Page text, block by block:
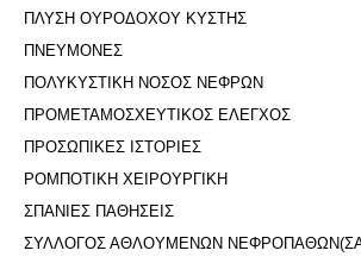
ΠΛΥΣΗ ΟΥΡΟΔΟΧΟΥ ΚΥΣΤΗΣ
ΠΝΕΥΜΟΝΕΣ
ΠΟΛΥΚΥΣΤΙΚΗ ΝΟΣΟΣ ΝΕΦΡΩΝ
ΠΡΟΜΕΤΑΜΟΣΧΕΥΤΙΚΟΣ ΕΛΕΓΧΟΣ
ΠΡΟΣΩΠΙΚΕΣ ΙΣΤΟΡΙΕΣ
ΡΟΜΠΟΤΙΚΗ ΧΕΙΡΟΥΡΓΙΚΗ
ΣΠΑΝΙΕΣ ΠΑΘΗΣΕΙΣ
ΣΥΛΛΟΓΟΣ ΑΘΛΟΥΜΕΝΩΝ